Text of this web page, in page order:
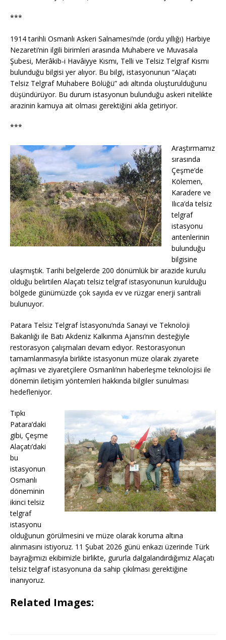
***
1914 tarihli Osmanlı Askeri Salnamesi’nde (ordu yıllığı) Harbiye
Nezareti’nin ilgili birimleri arasında Muhabere ve Muvasala
Şubesi, Merâkib-i Havâiyye Kısmı, Telli ve Telsiz Telgraf Kısmı
bulunduğu bilgisi yer alıyor. Bu bilgi, istasyonunun “Alaçatı
Telsiz Telgraf Muhabere Bölüğü” adı altında oluşturulduğunu
düşündürüyor. Bu durum istasyonun bulunduğu askeri nitelikte
arazinin kamuya ait olması gerektiğini akla getiriyor.
***
Araştırmamız
sırasında
Çeşme’de
Kölemen,
Karadere ve
Ilıca’da telsiz
telgraf
istasyonu
antenlerinin
bulunduğu
bilgisine
ulaşmıştık. Tarihi belgelerde 200 dönümlük bir arazide kurulu
olduğu belirtilen Alaçatı telsiz telgraf istasyonunun kurulduğu
bölgede günümüzde çok sayıda ev ve rüzgar enerji santrali
bulunuyor.
Patara Telsiz Telgraf İstasyonu’nda Sanayi ve Teknoloji
Bakanlığı ile Batı Akdeniz Kalkınma Ajansı’nın desteğiyle
restorasyon çalışmaları devam ediyor. Restorasyonun
tamamlanmasıyla birlikte istasyonun müze olarak ziyarete
açılması ve ziyaretçilere Osmanlı’nın haberleşme teknolojisi ile
dönemin iletişim yöntemleri hakkında bilgiler sunulması
hedefleniyor.
Tıpkı
Patara’daki
gibi, Çeşme
Alaçatı’daki
bu
istasyonun
Osmanlı
döneminin
ikinci telsiz
telgraf
istasyonu
olduğunun görülmesini ve müze olarak koruma altına
alınmasını istiyoruz. 11 Şubat 2026 günü enkazı üzerinde Türk
bayrağımızı ekibimizle birlikte, gururla dalgalandırdığımız Alaçatı
telsiz telgraf istasyonuna da sahip çıkılması gerektiğine
inanıyoruz.
Related Images: